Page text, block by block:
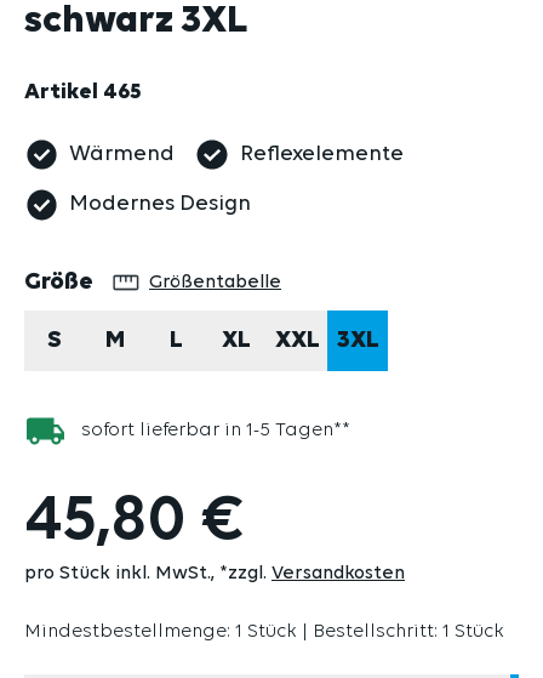
schwarz 3XL
Artikel 465
Wärmend Reflexelemente
Modernes Design
Größe auswählen
Größentabelle
S M L XL XXL 3XL
sofort lieferbar in 1-5 Tagen**
45,80 €
pro Stück inkl. MwSt. *zzgl. Versandkosten
Mindestbestellmenge: 1 Stück | Bestellschritt: 1 Stück